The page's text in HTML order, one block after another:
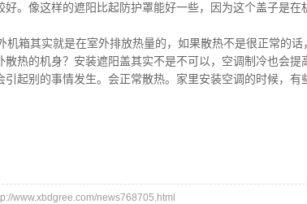
好。像这样的遮阳比起防护罩能好一些，因为这个盖子是
箱其实就是在室外排放热量的，如果散热不是很正常的话
散热的机身？安装遮阳盖其实不是不可以，空调制冷也会
引起别的事情发生。会正常散热。家里安装空调的时候，
www.xbdgree.com/news768705.html